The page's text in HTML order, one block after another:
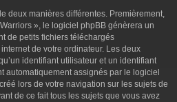
deux manières différentes. Premièrement,
», le logiciel phpBB génèrera un
de petits fichiers téléchargés
de votre ordinateur. Les deux
identifiant utilisateur et un identifiant
automatiquement assignés par le logiciel
lors de votre navigation sur les sujets de
de ce fait tous les sujets que vous avez